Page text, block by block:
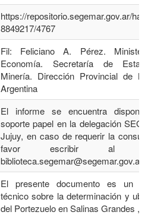
https://repositorio.segemar.gov.ar/
8849217/4767
Fil: Feliciano A. Pérez.
Economía. Secretaría de
Minería. Dirección Provincial de
Argentina
El informe se encuentra
soporte papel en la delegación
Jujuy, en caso de requerir la
favor escribir al
biblioteca.segemar@segemar.gov.ar
El presente documento es un
técnico sobre la determinación y
del Portezuelo en Salinas Grandes ,